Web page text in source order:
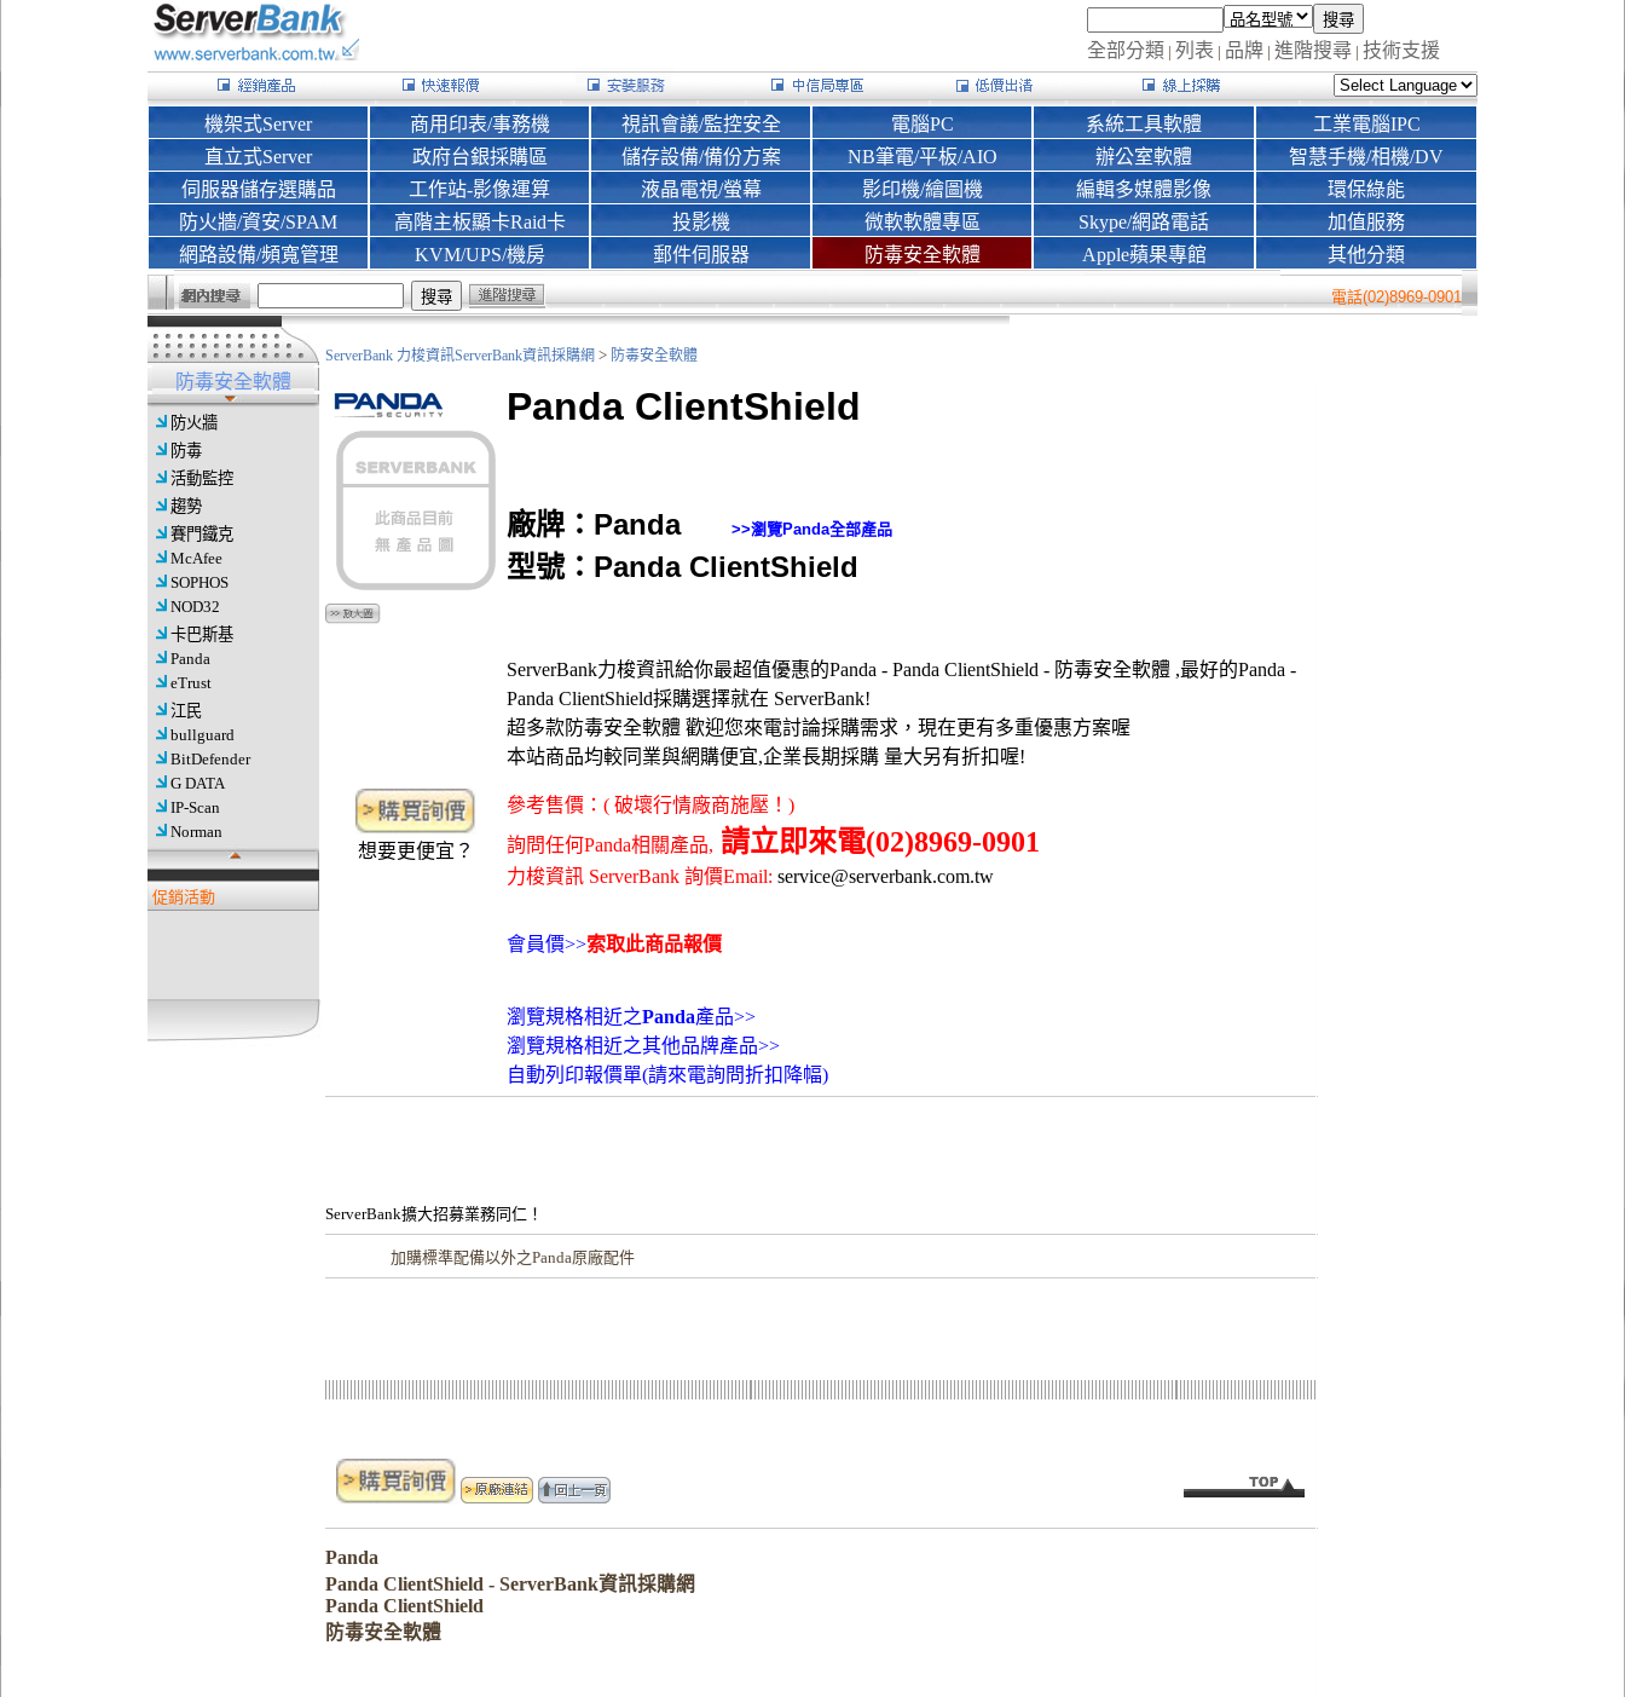
全部分類 | 列表 | 品牌 | 進階搜尋 | 技術支援
機架式Server
直立式Server
伺服器儲存選購品
防火牆/資安/SPAM
網路設備/頻寬管理
商用印表/事務機
政府台銀採購區
工作站-影像運算
高階主板顯卡Raid卡
KVM/UPS/機房
視訊會議/監控安全
儲存設備/備份方案
液晶電視/螢幕
投影機
郵件伺服器
電腦PC
NB筆電/平板/AIO
影印機/繪圖機
微軟軟體專區
防毒安全軟體
系統工具軟體
辦公室軟體
編輯多媒體影像
Skype/網路電話
Apple蘋果專館
工業電腦IPC
智慧手機/相機/DV
環保綠能
加值服務
其他分類
電話(02)8969-0901
防毒安全軟體
防火牆
防毒
活動監控
趨勢
賽門鐵克
McAfee
SOPHOS
NOD32
卡巴斯基
Panda
eTrust
江民
bullguard
BitDefender
G DATA
IP-Scan
Norman
促銷活動
ServerBank 力梭資訊ServerBank資訊採購網 > 防毒安全軟體
Panda ClientShield
廠牌：Panda >>瀏覽Panda全部產品
型號：Panda ClientShield
ServerBank力梭資訊給你最超值優惠的Panda - Panda ClientShield - 防毒安全軟體 ,最好的Panda -
Panda ClientShield採購選擇就在 ServerBank!
超多款防毒安全軟體 歡迎您來電討論採購需求，現在更有多重優惠方案喔
本站商品均較同業與網購便宜,企業長期採購 量大另有折扣喔!
想要更便宜？
參考售價：( 破壞行情廠商施壓！)
詢問任何Panda相關產品, 請立即來電(02)8969-0901
力梭資訊 ServerBank 詢價Email: service@serverbank.com.tw
會員價>>索取此商品報價
瀏覽規格相近之Panda產品>>
瀏覽規格相近之其他品牌產品>>
自動列印報價單(請來電詢問折扣降幅)
ServerBank擴大招募業務同仁！
加購標準配備以外之Panda原廠配件
Panda
Panda ClientShield - ServerBank資訊採購網
Panda ClientShield
防毒安全軟體